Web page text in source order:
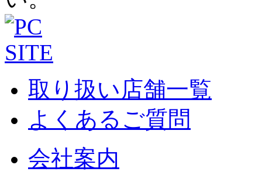
取り扱い店舗一覧
よくあるご質問
会社案内